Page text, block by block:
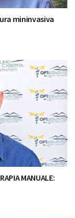
mininvasiva
MANUALE: